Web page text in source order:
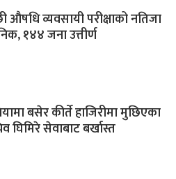
औषधि व्यवसायी परीक्षाको नतिजा
१४४ जना उत्तीर्ण
बसेर कीर्ते हाजिरीमा मुछिएका
घिमिरे सेवाबाट बर्खास्त